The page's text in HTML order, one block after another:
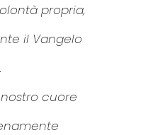
propria,
il Vangelo
cuore